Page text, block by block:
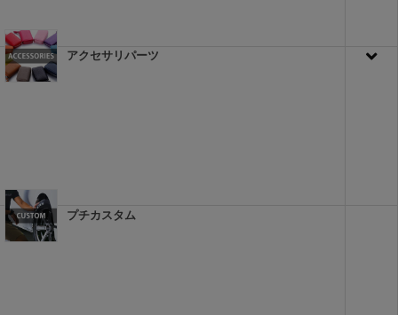
アクセサリパーツ
プチカスタム